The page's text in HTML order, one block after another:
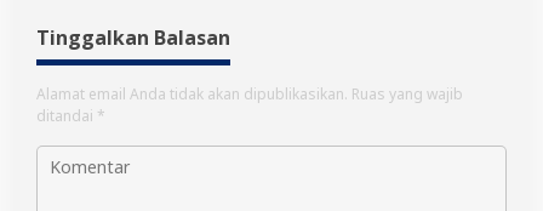
Tinggalkan Balasan
Alamat email Anda tidak akan dipublikasikan. Ruas yang wajib
ditandai *